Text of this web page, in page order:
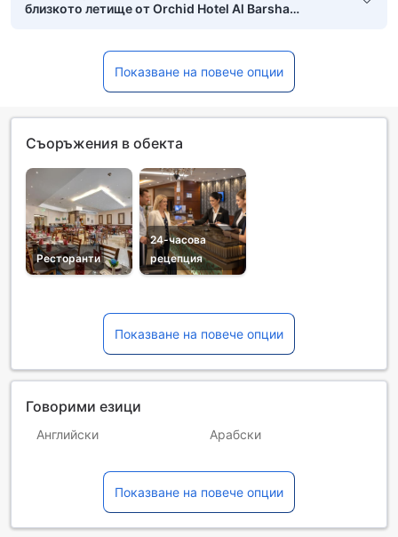
близкото летище от Orchid Hotel Al Barsha
Показване на повече опции
Съоръжения в обекта
Ресторанти
24-часова
рецепция
Показване на повече опции
Говорими езици
Английски Арабски
Френски
Хинди Японски
Показване на повече опции